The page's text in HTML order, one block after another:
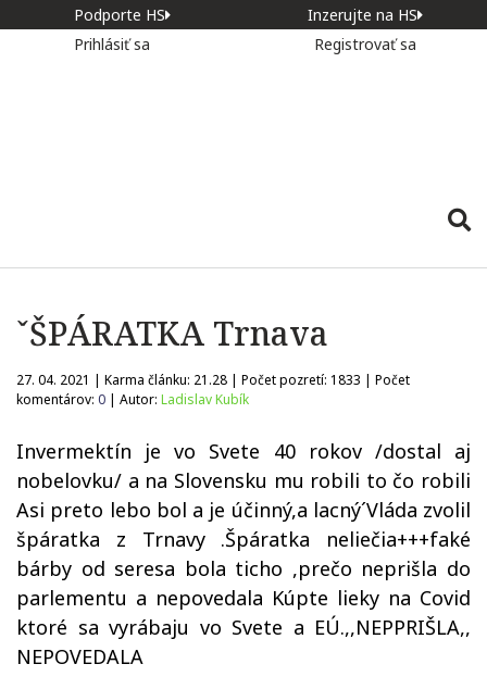
Podporte HS
Inzerujte na HS
Prihlásiť sa
Registrovať sa
ˇŠPÁRATKA Trnava
27. 04. 2021 | Karma článku: 21.28 | Počet pozretí: 1833 | Počet
komentárov: 0 | Autor: Ladislav Kubík
Invermektín je vo Svete 40 rokov /dostal aj
nobelovku/ a na Slovensku mu robili to čo robili
Asi preto lebo bol a je účinný,a lacný´Vláda zvolil
špáratka z Trnavy .Špáratka neliečia+++faké
bárby od seresa bola ticho ,prečo neprišla do
parlementu a nepovedala Kúpte lieky na Covid
ktoré sa vyrábaju vo Svete a EÚ.,,NEPPRIŠLA,,
NEPOVEDALA